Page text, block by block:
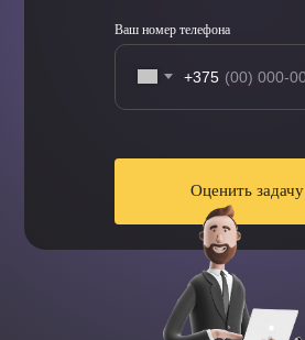
Ваш номер телефона
+375
Оценить задачу